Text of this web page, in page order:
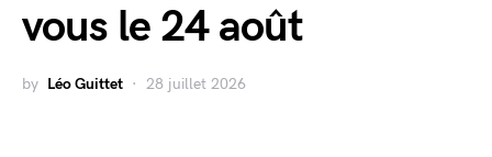
vous le 24 août
by Léo Guittet 28 juillet 2026